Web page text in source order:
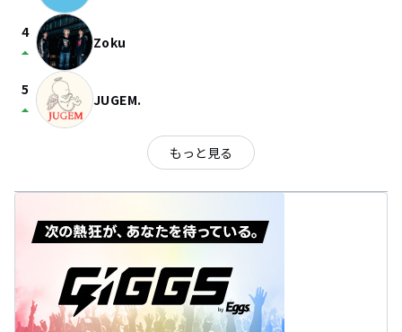
4
arrow_drop_up Zoku
5
arrow_drop_up JUGEM.
もっと見る